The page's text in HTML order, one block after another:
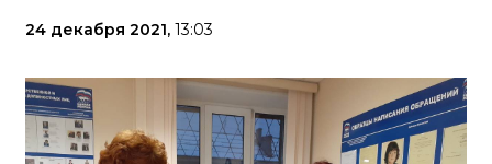
24 декабря 2021, 13:03